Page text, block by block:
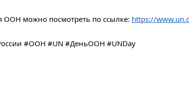
ООН можно посмотреть по ссылке: https://
#ООН #UN #ДеньООН #UNDay